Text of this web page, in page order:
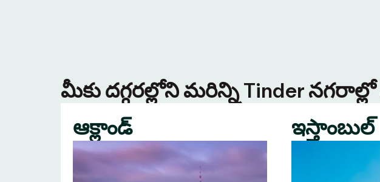
మీకు దగ్గరల్లోని మరిన్ని Tinder
ఆక్లాండ్
ఇస్తాంబుల్